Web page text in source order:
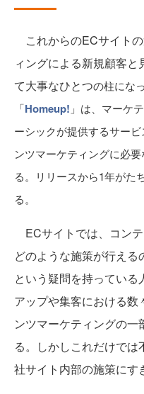
これからのECサイト
ィングによる新規顧客
て大事なひとつの柱にな
「Homeup! 」は、マーケ
ーシックが提供するサー
ンツマーケティングに必
る。リリースから1年がた
る。
ECサイトでは、コンテ
どのような施策が行え
という疑問を持ってい
アップや集客における
ンツマーケティングの一
る。しかしこれだけで
社サイト内部の施策にす